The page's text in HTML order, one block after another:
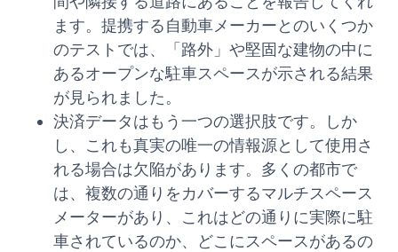
ます。提携する自動車メーカーとのいくつか
のテストでは、「路外」や堅固な建物の中に
あるオープンな駐車スペースが示される結果
が見られました。
決済データはもう一つの選択肢です。しか
し、これも真実の唯一の情報源として使用さ
れる場合は欠陥があります。多くの都市で
は、複数の通りをカバーするマルチスペース
メーターがあり、これはどの通りに実際に駐
車されているのか、どこにスペースがあるの